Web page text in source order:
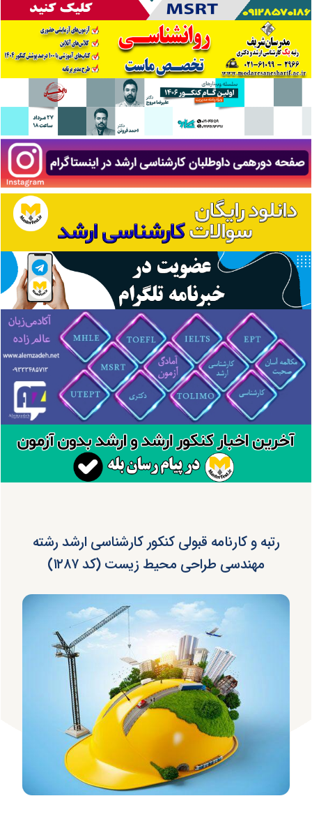
رتبه و کارنامه قبولی کنکور کارشناسی ارشد رشته
مهندسی طراحی محیط زیست (کد ۱۲۸۷)